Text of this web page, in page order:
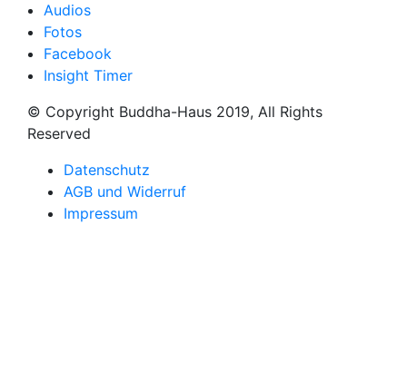
Audios
Fotos
Facebook
Insight Timer
© Copyright Buddha-Haus 2019, All Rights
Reserved
Datenschutz
AGB und Widerruf
Impressum